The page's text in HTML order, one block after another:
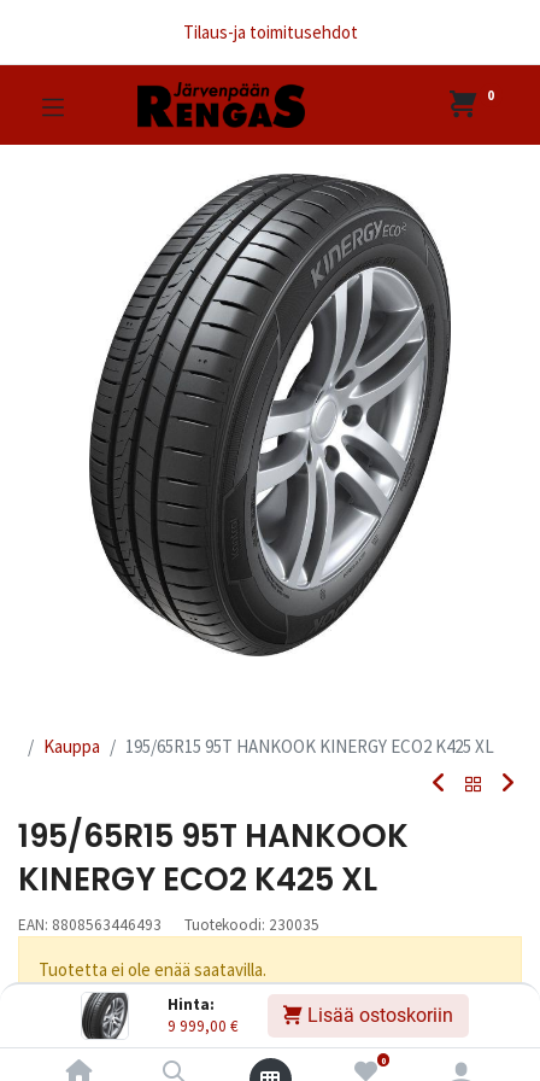
Hinta:
9 999,00 € Lisää ostoskoriin
0
Tilaus-ja toimitusehdot
0
Kauppa 195/65R15 95T HANKOOK KINERGY ECO2 K425 XL
195/65R15 95T HANKOOK
KINERGY ECO2 K425 XL
EAN: 8808563446493 Tuotekoodi: 230035
Tuotetta ei ole enää saatavilla.
Jaa